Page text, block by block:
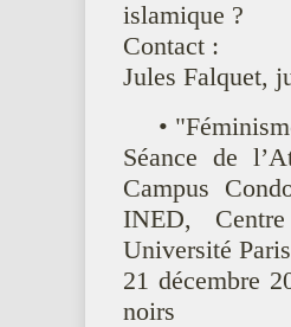
islamique ?
Contact :
Jules Falquet,
•
Séance de
Campus
INED,
Université
21 décembre
noirs